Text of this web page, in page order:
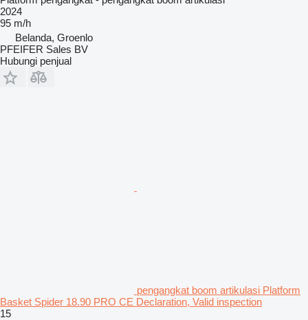
2024
95 m/h
Belanda, Groenlo
PFEIFER Sales BV
Hubungi penjual
pengangkat boom artikulasi Platform
Basket Spider 18.90 PRO CE Declaration, Valid inspection
15